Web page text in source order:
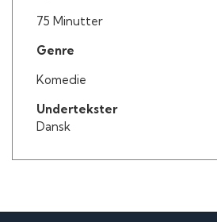
75 Minutter
Genre
Komedie
Undertekster
Dansk